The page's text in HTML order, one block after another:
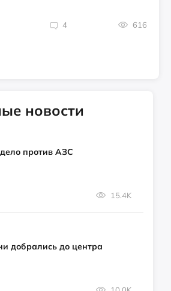
4 616
новости
против АЗС
15.4K
добрались до центра